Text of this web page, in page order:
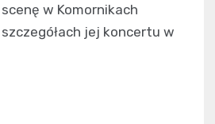
w Komornikach
jej koncertu w